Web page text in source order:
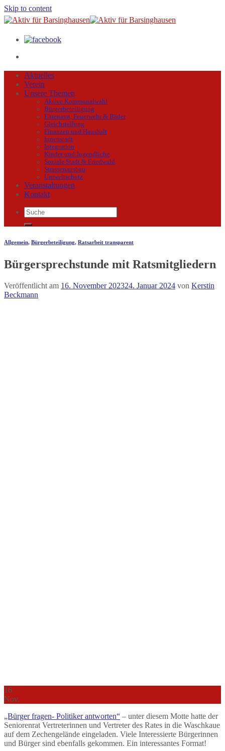
Skip to content
Aktuelles
Verein
Unsere Themen
Aktive Kommunalwahl
Bürgerbeteiligung
Ehrenamt, Feuerwehr & Bäder
Gleichstellung
Finanzen und Haushalt
Innenstadt
Integration
Kinder und Jugendliche
Soziale Stadt & Friedwald
Strassenausbau
Umweltschutz
Veranstaltungen
Kontakt
Allgemein, Bürgerbeteiligung, Ratsarbeit transparent
Bürgersprechstunde mit Ratsmitgliedern
Veröffentlicht am 16. November 202324. Januar 2024 von Kerstin
Beckmann
16
Nov.
„Bürger fragen- Politiker antworten“ – unter diesem Motte hatte der
Seniorenrat Vertreterinnen und Vertreter des Rates in die Waschkaue
auf dem Zechengelände eingeladen. Viele Interessierte Bürgerinnen
und Bürger sind ebenfalls gekommen. Ein interessantes Format!